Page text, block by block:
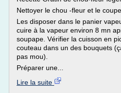
Nettoyer le chou -fleur et le
Les disposer dans le panier
cuire à la vapeur environ 8 mn
soupape. Vérifier la cuisson en
couteau dans un des bouquets
pas mou).
Préparer une...
Lire la suite